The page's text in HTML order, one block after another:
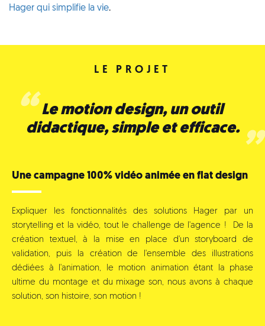
Hager qui simplifie la vie.
LE PROJET
Le motion design, un outil
didactique, simple et efficace.
Une campagne 100% vidéo animée en flat design
Expliquer les fonctionnalités des solutions Hager par un
storytelling et la vidéo, tout le challenge de l'agence !
De la
création textuel, à la mise en place d'un storyboard de
validation, puis la création de l'ensemble des illustrations
dédiées à l'animation, le motion animation étant la phase
ultime du montage et du mixage son, nous avons à chaque
solution, son histoire, son motion !